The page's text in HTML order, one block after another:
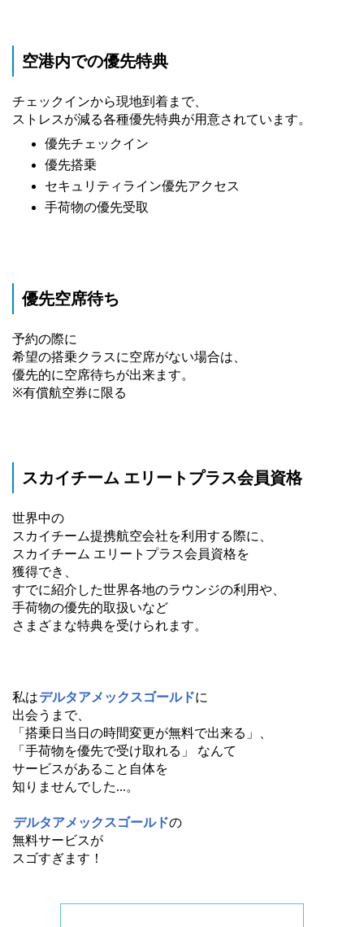
空港内での優先特典
チェックインから現地到着まで、
ストレスが減る各種優先特典が用意されています。
優先チェックイン
優先搭乗
セキュリティライン優先アクセス
手荷物の優先受取
優先空席待ち
予約の際に
希望の搭乗クラスに空席がない場合は、
優先的に空席待ちが出来ます。
※有償航空券に限る
スカイチーム エリートプラス会員資格
世界中の
スカイチーム提携航空会社を利用する際に、
スカイチーム エリートプラス会員資格を
獲得でき、
すでに紹介した世界各地のラウンジの利用や、
手荷物の優先的取扱いなど
さまざまな特典を受けられます。
私はデルタアメックスゴールドに
出会うまで、
「搭乗日当日の時間変更が無料で出来る」、
「手荷物を優先で受け取れる」 なんて
サービスがあること自体を
知りませんでした...。
デルタアメックスゴールドの
無料サービスが
スゴすぎます！